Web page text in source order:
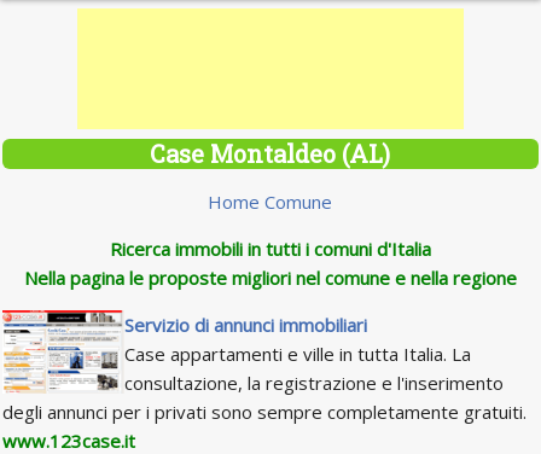
Case Montaldeo (AL)
Home Comune
Ricerca immobili in tutti i comuni d'Italia
Nella pagina le proposte migliori nel comune e nella regione
Servizio di annunci immobiliari
Case appartamenti e ville in tutta Italia. La
consultazione, la registrazione e l'inserimento
degli annunci per i privati sono sempre completamente gratuiti.
www.123case.it